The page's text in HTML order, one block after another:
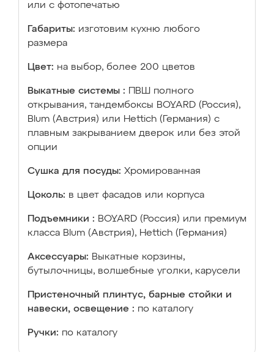
или с фотопечатью
Габариты: изготовим кухню любого
размера
Цвет: на выбор, более 200 цветов
Выкатные системы :
ПВШ полного
открывания, тандембоксы BOYARD (Россия),
Blum (Австрия) или Hettich (Германия) с
плавным закрыванием дверок или без этой
опции
Сушка для посуды: Хромированная
Цоколь: в цвет фасадов или корпуса
Подъемники : BOYARD (Россия) или премиум
класса Blum (Австрия), Hettich (Германия)
Аксессуары: Выкатные корзины,
бутылочницы, волшебные уголки, карусели
Пристеночный плинтус, барные стойки и
навески, освещение : по каталогу
Ручки: по каталогу